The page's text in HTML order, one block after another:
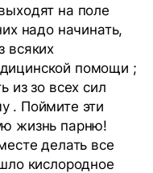
на поле
надо начинать,
всяких
помощи ;
из зо всех сил
. Поймите эти
жизнь парню!
делать все
кислородное